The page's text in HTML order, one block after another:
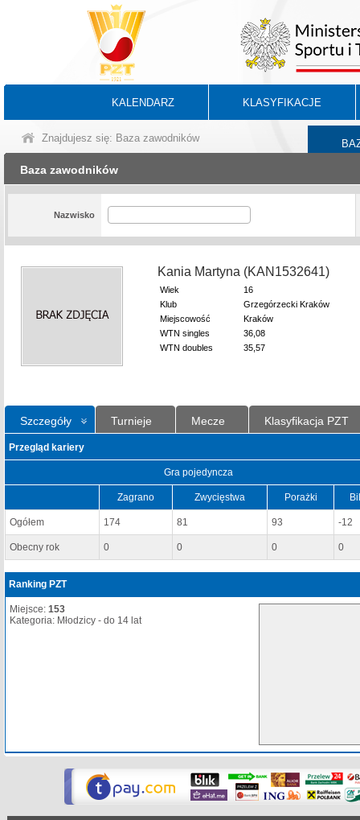
KALENDARZ KLASYFIKACJE
Znajdujesz się: Baza zawodników
Baza zawodników
Nazwisko
Kania Martyna (KAN1532641)
Wiek
16
Klub
Grzegórzecki Kraków
Miejscowość
Kraków
WTN singles
36,08
WTN doubles
35,57
Szczegóły Turnieje Mecze Klasyfikacja PZT
Przegląd kariery
Gra pojedyncza
Zagrano Zwycięstwa Porażki
Ogółem 174 81 93 -12
Obecny rok 0 0 0 0
Ranking PZT
Miejsce: 153
Kategoria: Młodzicy - do 14 lat